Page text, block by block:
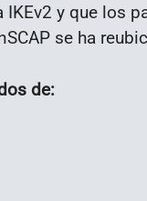
y que los
se ha
de: